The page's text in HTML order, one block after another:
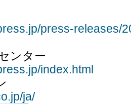
press-releases/
ンター
index.html
ja/